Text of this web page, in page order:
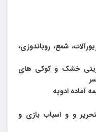
شمع، روباندوزی،
خشک و کوکی های
آماده ادویه
و و اسباب بازی و